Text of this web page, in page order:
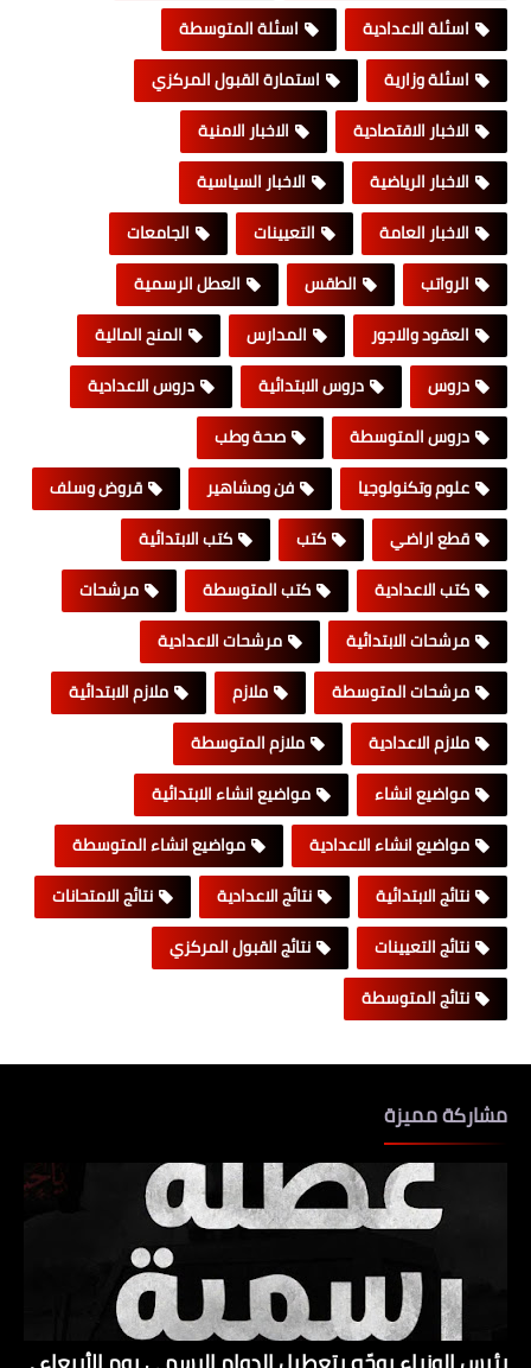
اسئلة الاعدادية
اسئلة المتوسطة
اسئلة وزارية
استمارة القبول المركزي
الاخبار الاقتصادية
الاخبار الامنية
الاخبار الرياضية
الاخبار السياسية
الاخبار العامة
التعيينات
الجامعات
الرواتب
الطقس
العطل الرسمية
العقود والاجور
المدارس
المنح المالية
دروس
دروس الابتدائية
دروس الاعدادية
دروس المتوسطة
صحة وطب
علوم وتكنولوجيا
فن ومشاهير
قروض وسلف
قطع اراضي
كتب
كتب الابتدائية
كتب الاعدادية
كتب المتوسطة
مرشحات
مرشحات الابتدائية
مرشحات الاعدادية
مرشحات المتوسطة
ملازم
ملازم الابتدائية
ملازم الاعدادية
ملازم المتوسطة
مواضيع انشاء
مواضيع انشاء الابتدائية
مواضيع انشاء الاعدادية
مواضيع انشاء المتوسطة
نتائج الابتدائية
نتائج الاعدادية
نتائج الامتحانات
نتائج التعيينات
نتائج القبول المركزي
نتائج المتوسطة
مشاركة مميزة